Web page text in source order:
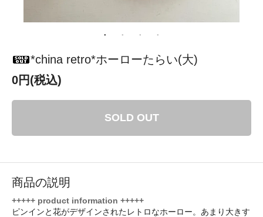
*china retro*ホーローたらい(大)
0円(税込)
SOLD OUT
商品の説明
+++++ product information +++++
ピンインと花がデザインされたレトロなホーロー。あまり大きす